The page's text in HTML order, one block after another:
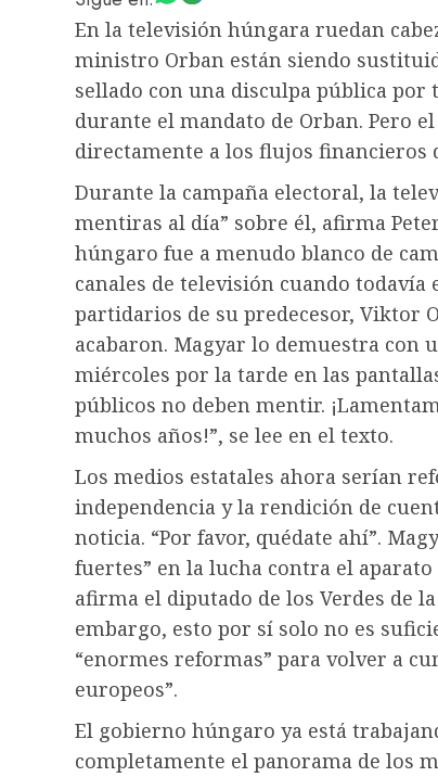
En la televisión húngara ruedan
ministro Orban están siendo
sellado con una disculpa pública
durante el mandato de Orban. Pero
directamente a los flujos financieros
Durante la campaña electoral, la
mentiras al día” sobre él, afirma
húngaro fue a menudo blanco de
canales de televisión cuando
partidarios de su predecesor, Viktor
acabaron. Magyar lo demuestra con
miércoles por la tarde en las
públicos no deben mentir.
muchos años!”, se lee en el texto.
Los medios estatales ahora serían
independencia y la rendición de
noticia. “Por favor, quédate ahí”.
fuertes” en la lucha contra el
afirma el diputado de los Verdes de
embargo, esto por sí solo no es
“enormes reformas” para volver a
europeos”.
El gobierno húngaro ya está
completamente el panorama de los